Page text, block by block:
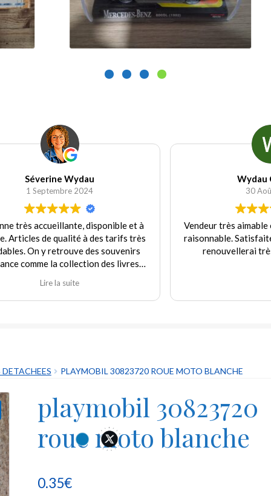
Ajouter au panier
à
Vendeur très aimable et de bon conseil. Prix
raisonnable. Satisfaite de mes achats que je
renouvellerai très prochainement.
PLAYMOBIL 30823720 ROUE MOTO BLANCHE
playmobil 30823720
roue moto blanche
0.35€